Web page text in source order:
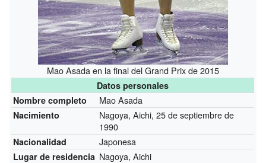
Mao Asada en la final del Grand Prix de 2015
Datos personales
Nombre completo
Mao Asada
Nacimiento
Nagoya, Aichi, 25 de septiembre de
1990
Nacionalidad Japonesa
Lugar de residencia Nagoya, Aichi